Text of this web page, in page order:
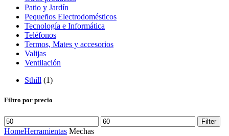
Patio y Jardín
Pequeños Electrodomésticos
Tecnología e Informática
Teléfonos
Termos, Mates y accesorios
Valijas
Ventilación
Sthill (1)
Filtro por precio
Filter
HomeHerramientas Mechas